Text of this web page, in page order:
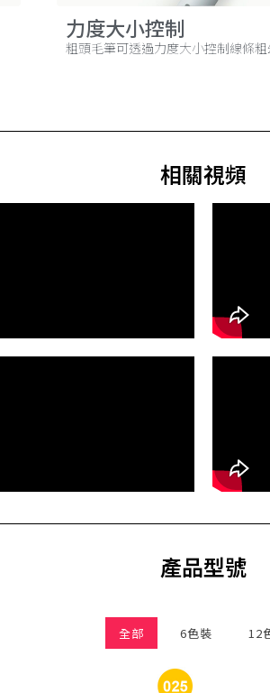
力度大小控制
粗頭毛筆可透過力度大小控制線條
相關視頻
產品型號
全部 6色裝 12